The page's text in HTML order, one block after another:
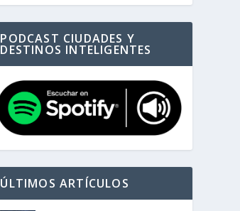
PODCAST CIUDADES Y
DESTINOS INTELIGENTES
ÚLTIMOS ARTÍCULOS